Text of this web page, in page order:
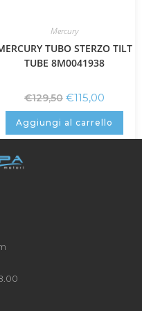
Mercury
TUBO STERZO TILT
TUBE 8M0041938
€129,50 €115,00
Aggiungi al carrello